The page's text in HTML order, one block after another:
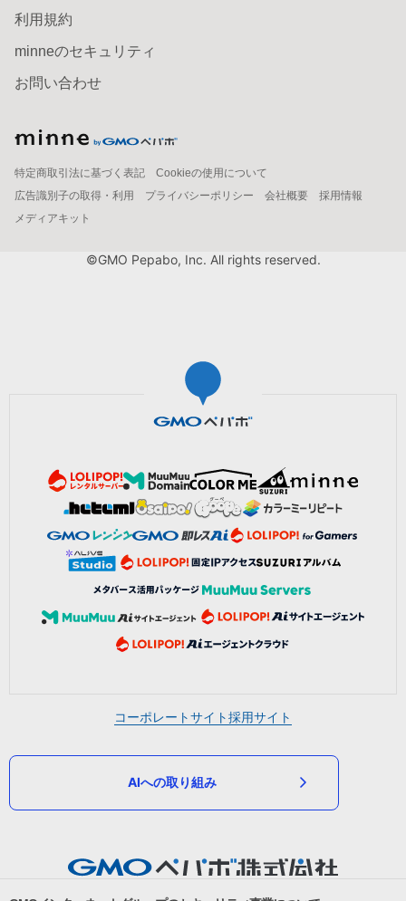
利用規約
minneのセキュリティ
お問い合わせ
特定商取引法に基づく表記
Cookieの使用について
広告識別子の取得・利用
プライバシーポリシー 会社概要
採用情報
メディアキット
©GMO Pepabo, Inc. All rights reserved.
コーポレートサイト採用サイト
AIへの取り組み